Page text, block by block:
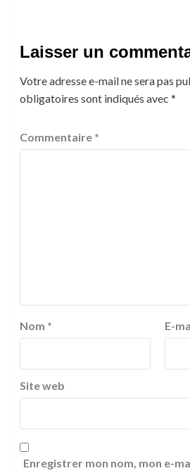
Laisser un
Votre adresse e-mail ne sera pas
obligatoires sont indiqués avec *
Commentaire *
Nom * E-
Site web
Enregistrer mon nom, mon e-